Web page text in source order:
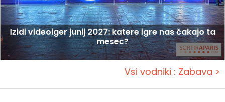
Izidi videoiger junij 2027: katere igre nas čakajo ta
mesec?
Vsi vodniki : Zabava >